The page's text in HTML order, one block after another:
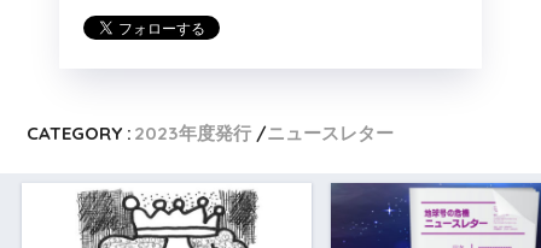
CATEGORY : 2023年度発行 ニュースレター